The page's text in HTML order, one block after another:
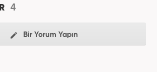
4
Bir Yorum Yapın